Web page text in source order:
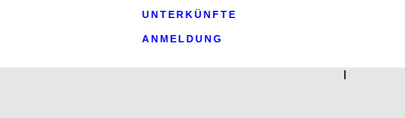
UNTERKÜNFTE
ANMELDUNG
|